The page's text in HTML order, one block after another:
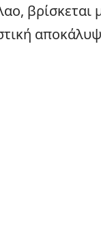
βρίσκεται